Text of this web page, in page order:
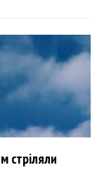
стріляли